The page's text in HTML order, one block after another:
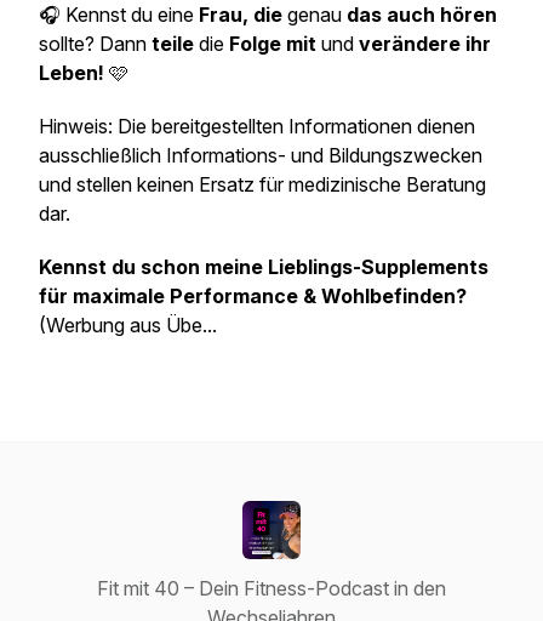
🎧 Kennst du eine Frau, die genau das auch hören
sollte? Dann teile die Folge mit und verändere ihr
Leben! 🩷
Hinweis: Die bereitgestellten Informationen dienen
ausschließlich Informations- und Bildungszwecken
und stellen keinen Ersatz für medizinische Beratung
dar.
Kennst du schon meine Lieblings-Supplements
für maximale Performance & Wohlbefinden?
(Werbung aus Übe...
Fit mit 40 – Dein Fitness-Podcast in den